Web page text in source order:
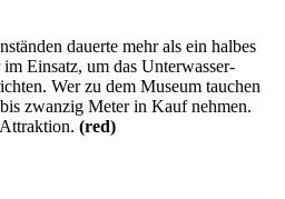
dauerte mehr als ein halbes
Einsatz, um das Unterwasser-
Wer zu dem Museum tauchen
zwanzig Meter in Kauf nehmen.
(red)